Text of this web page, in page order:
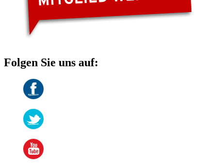
Folgen Sie uns auf: